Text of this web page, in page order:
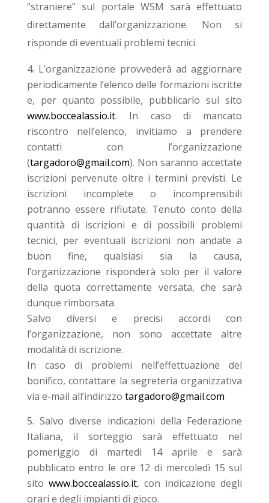
“straniere” sul portale WSM sarà effettuato
direttamente dall’organizzazione. Non si
risponde di eventuali problemi tecnici.
L’organizzazione provvederà ad aggiornare
periodicamente l’elenco delle formazioni iscritte
e, per quanto possibile, pubblicarlo sul sito
www.boccealassio.it. In caso di mancato
riscontro nell’elenco, invitiamo a prendere
contatti con l’organizzazione
(targadoro@gmail.com). Non saranno accettate
iscrizioni pervenute oltre i termini previsti. Le
iscrizioni incomplete o incomprensibili
potranno essere rifiutate. Tenuto conto della
quantità di iscrizioni e di possibili problemi
tecnici, per eventuali iscrizioni non andate a
buon fine, qualsiasi sia la causa,
l’organizzazione risponderà solo per il valore
della quota correttamente versata, che sarà
dunque rimborsata.
Salvo diversi e precisi accordi con
l’organizzazione, non sono accettate altre
modalità di iscrizione.
In caso di problemi nell’effettuazione del
bonifico, contattare la segreteria organizzativa
via e-mail all’indirizzo targadoro@gmail.com
Salvo diverse indicazioni della Federazione
Italiana, il sorteggio sarà effettuato nel
pomeriggio di martedì 14 aprile e sarà
pubblicato entro le ore 12 di mercoledì 15 sul
sito www.boccealassio.it, con indicazione degli
orari e degli impianti di gioco.